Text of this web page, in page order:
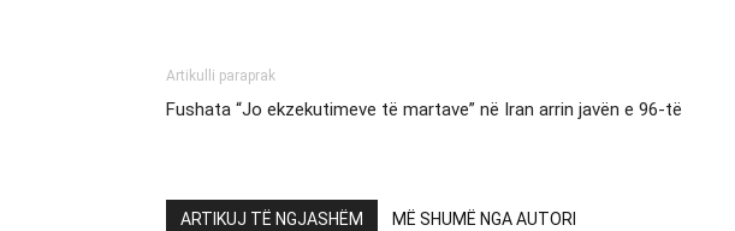
Artikulli paraprak
Fushata “Jo ekzekutimeve të martave” në Iran arrin javën e 96-të
ARTIKUJ TË NGJASHËM MË SHUMË NGA AUTORI